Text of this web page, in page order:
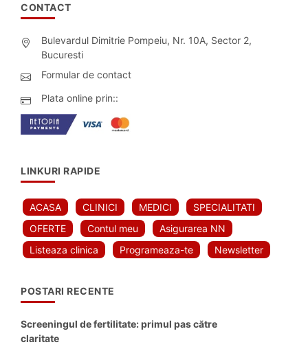
CONTACT
Bulevardul Dimitrie Pompeiu, Nr. 10A, Sector 2,
Bucuresti
Formular de contact
Plata online prin::
LINKURI RAPIDE
ACASA CLINICI MEDICI
SPECIALITATI
OFERTE
Contul meu
Asigurarea NN
Listeaza clinica
Programeaza-te Newsletter
POSTARI RECENTE
Screeningul de fertilitate: primul pas către
claritate